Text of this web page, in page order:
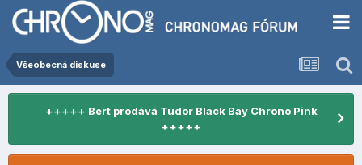
Všeobecná diskuse
+++++ Bert prodává Tudor Black Bay Chrono Pink
+++++